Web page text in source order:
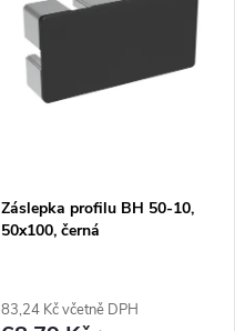
Záslepka profilu BH 50-10,
50x100, černá
83,24 Kč včetně DPH